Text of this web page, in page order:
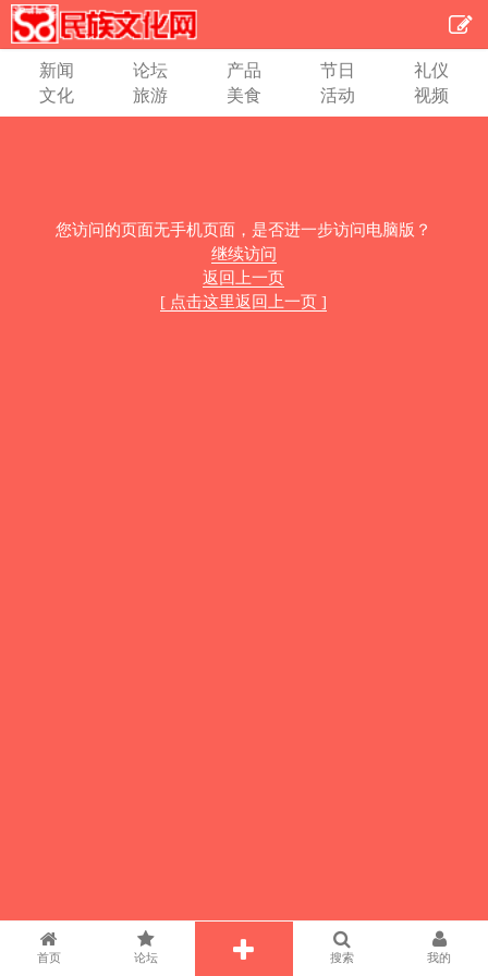
新闻 论坛 产品 节日
礼仪
文化
旅游 美食 活动 视频
您访问的页面无手机页面，是否进一步访问电脑版？
继续访问
返回上一页
[ 点击这里返回上一页 ]
首页 论坛 搜索 我的